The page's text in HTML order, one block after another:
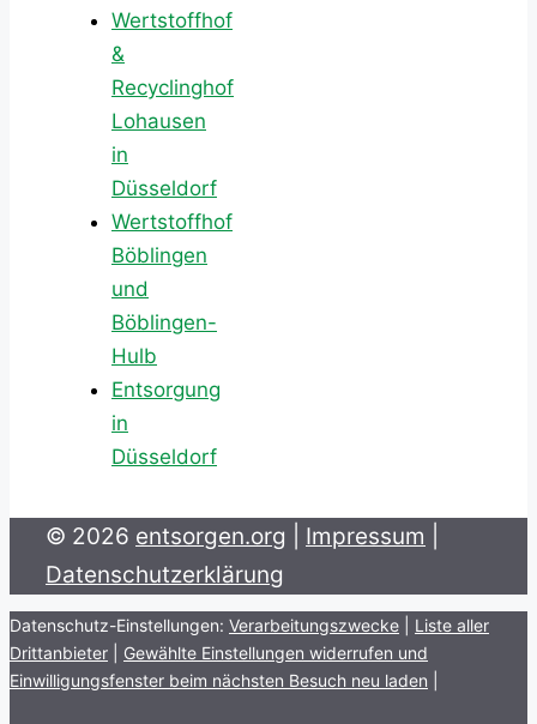
Wertstoffhof
&
Recyclinghof
Lohausen
in
Düsseldorf
Wertstoffhof
Böblingen
und
Böblingen-
Hulb
Entsorgung
in
Düsseldorf
© 2026 entsorgen.org Impressum
Datenschutzerklärung
Datenschutz-Einstellungen: Verarbeitungszwecke
Liste aller
Drittanbieter
Gewählte Einstellungen widerrufen und
Einwilligungsfenster beim nächsten Besuch neu laden